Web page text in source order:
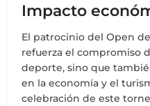
Impacto
El patrocinio del Open
refuerza el compromiso
deporte, sino que
en la economía y el
celebración de este